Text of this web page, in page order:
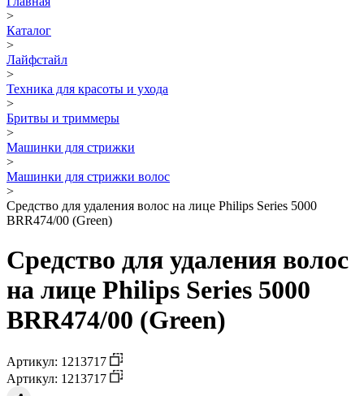
>
Каталог
>
Лайфстайл
>
Техника для красоты и ухода
>
Бритвы и триммеры
>
Машинки для стрижки
>
Машинки для стрижки волос
>
Средство для удаления волос на лице Philips Series 5000
BRR474/00 (Green)
Средство для удаления волос
на лице Philips Series 5000
BRR474/00 (Green)
Артикул: 1213717
Артикул: 1213717